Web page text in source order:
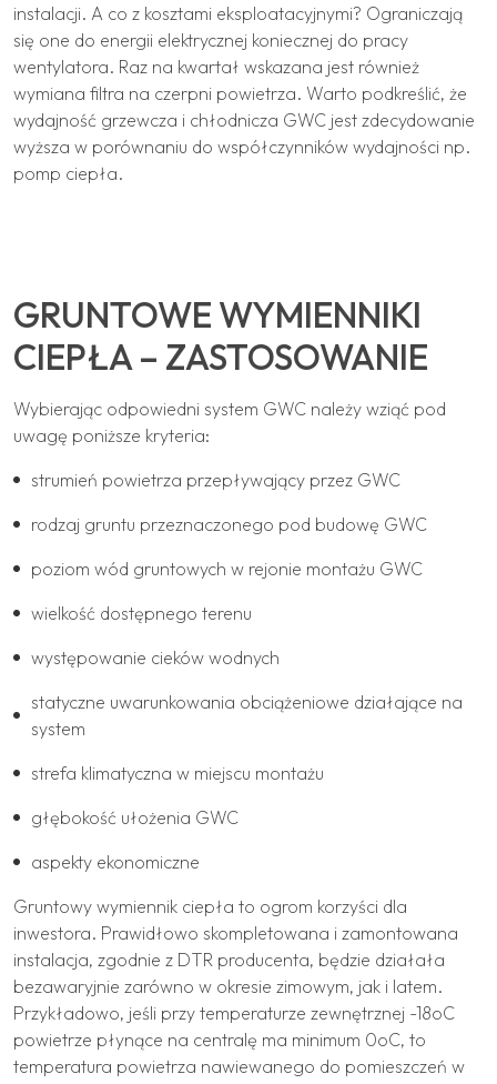
instalacji. A co z kosztami eksploatacyjnymi? Ograniczają
się one do energii elektrycznej koniecznej do pracy
wentylatora. Raz na kwartał wskazana jest również
wymiana filtra na czerpni powietrza. Warto podkreślić, że
wydajność grzewcza i chłodnicza GWC jest zdecydowanie
wyższa w porównaniu do współczynników wydajności np.
pomp ciepła.
GRUNTOWE WYMIENNIKI
CIEPŁA – ZASTOSOWANIE
Wybierając odpowiedni system GWC należy wziąć pod
uwagę poniższe kryteria:
strumień powietrza przepływający przez GWC
rodzaj gruntu przeznaczonego pod budowę GWC
poziom wód gruntowych w rejonie montażu GWC
wielkość dostępnego terenu
występowanie cieków wodnych
statyczne uwarunkowania obciążeniowe działające na
system
strefa klimatyczna w miejscu montażu
głębokość ułożenia GWC
aspekty ekonomiczne
Gruntowy wymiennik ciepła to ogrom korzyści dla
inwestora. Prawidłowo skompletowana i zamontowana
instalacja, zgodnie z DTR producenta, będzie działała
bezawaryjnie zarówno w okresie zimowym, jak i latem.
Przykładowo, jeśli przy temperaturze zewnętrznej -18oC
powietrze płynące na centralę ma minimum 0oC, to
temperatura powietrza nawiewanego do pomieszczeń w